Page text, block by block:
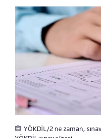
YÖKDİL/2 ne zaman,